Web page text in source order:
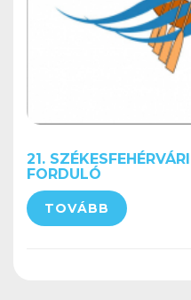
21.
FORDULÓ
TOVÁBB